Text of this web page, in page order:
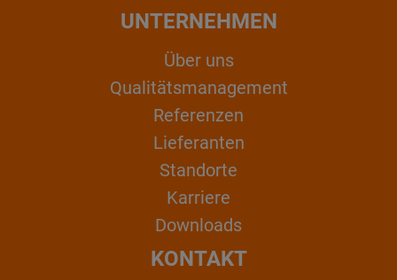
UNTERNEHMEN
Über uns
Qualitätsmanagement
Referenzen
Lieferanten
Standorte
Karriere
Downloads
KONTAKT